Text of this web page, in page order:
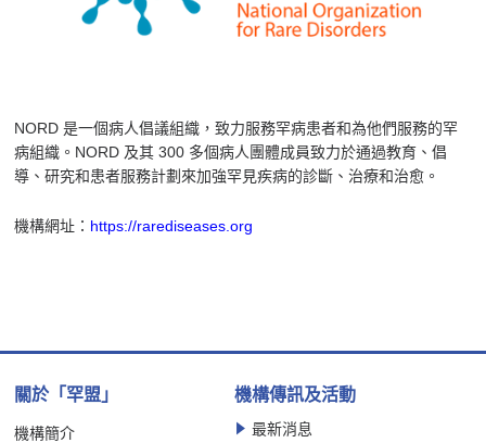
NORD 是一個病人倡議組織，致力服務罕病患者和為他們服務的罕
病組織。NORD 及其 300 多個病人團體成員致力於通過教育、倡
導、研究和患者服務計劃來加強罕見疾病的診斷、治療和治愈。
機構網址： https://rarediseases.org
關於「罕盟」
機構簡介
機構傳訊及活動
最新消息